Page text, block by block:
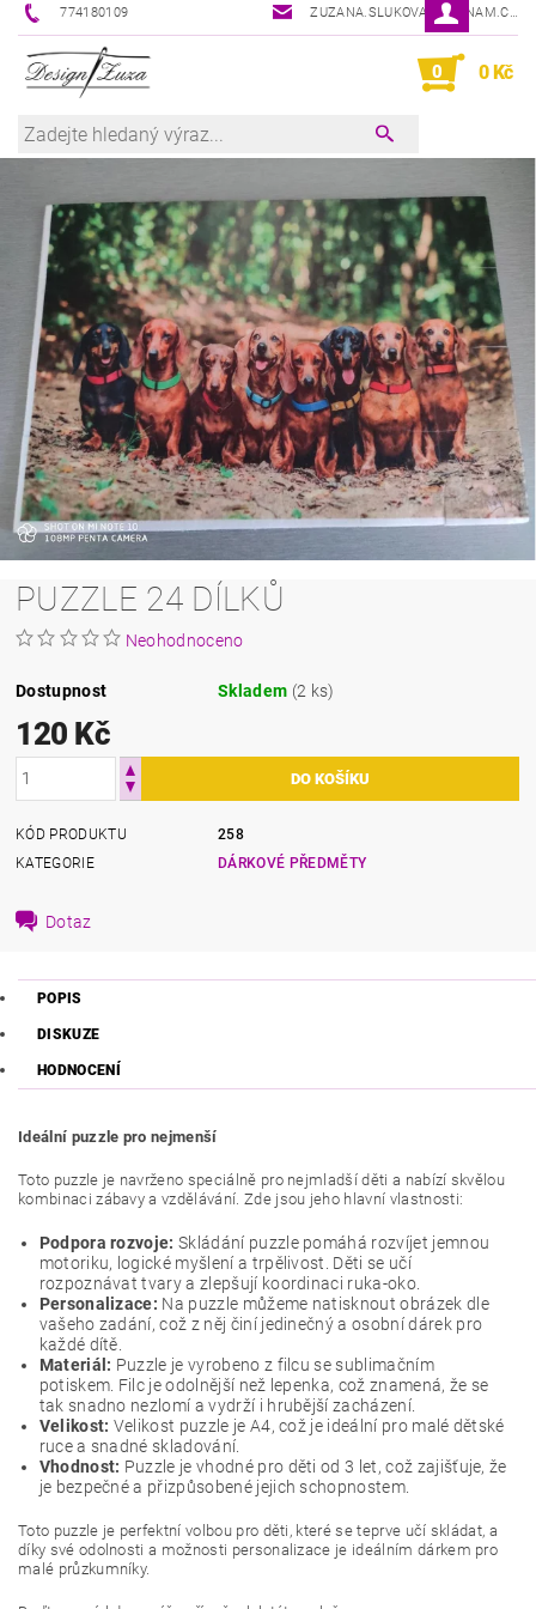
774180109 ZUZANA.SLUKOVA@SEZNAM.CZ
0 0 Kč
PUZZLE 24 DÍLKŮ
Neohodnoceno
Dostupnost Skladem (2 ks)
120 Kč
KÓD PRODUKTU
258
KATEGORIE
DÁRKOVÉ PŘEDMĚTY
Dotaz
POPIS
DISKUZE
HODNOCENÍ
Ideální puzzle pro nejmenší
Toto puzzle je navrženo speciálně pro nejmladší děti a nabízí skvělou
kombinaci zábavy a vzdělávání. Zde jsou jeho hlavní vlastnosti:
Podpora rozvoje: Skládání puzzle pomáhá rozvíjet jemnou
motoriku, logické myšlení a trpělivost. Děti se učí
rozpoznávat tvary a zlepšují koordinaci ruka-oko.
Personalizace: Na puzzle můžeme natisknout obrázek dle
vašeho zadání, což z něj činí jedinečný a osobní dárek pro
každé dítě.
Materiál: Puzzle je vyrobeno z filcu se sublimačním
potiskem. Filc je odolnější než lepenka, což znamená, že se
tak snadno nezlomí a vydrží i hrubější zacházení.
Velikost: Velikost puzzle je A4, což je ideální pro malé dětské
ruce a snadné skladování.
Vhodnost: Puzzle je vhodné pro děti od 3 let, což zajišťuje, že
je bezpečné a přizpůsobené jejich schopnostem.
Toto puzzle je perfektní volbou pro děti, které se teprve učí skládat, a
díky své odolnosti a možnosti personalizace je ideálním dárkem pro
malé průzkumníky.